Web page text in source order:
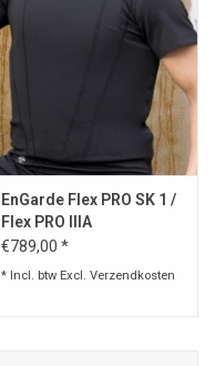
EnGarde Flex PRO SK 1 /
Flex PRO IIIA
€789,00 *
* Incl. btw Excl. Verzendkosten